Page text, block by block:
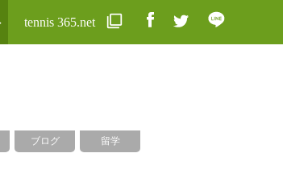
tennis 365.net
ブログ 留学